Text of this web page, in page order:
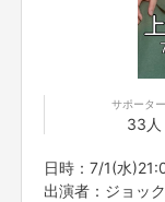
サポータ
33人
日時：7/1(水
出演者：ジョッ